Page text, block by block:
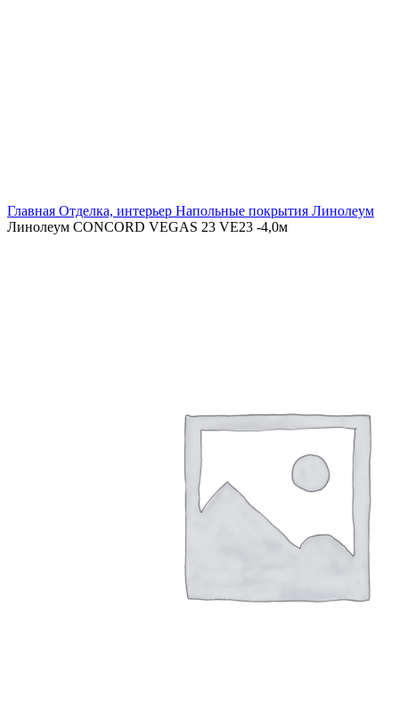
Главная Отделка, интерьер Напольные покрытия Линолеум
Линолеум CONCORD VEGAS 23 VE23 -4,0м